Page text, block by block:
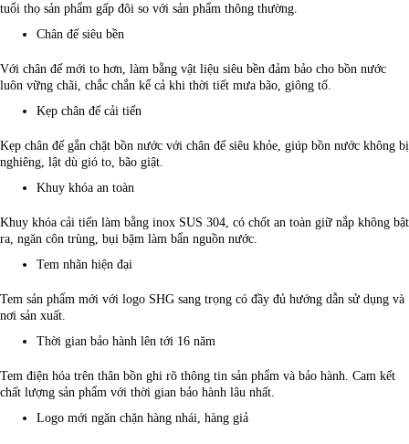
tuổi thọ sản phẩm gấp đôi so với sản phẩm thông thường.
Chân đế siêu bền
Với chân đế mới to hơn, làm bằng vật liệu siêu bền đảm bảo cho bồn nước
luôn vững chãi, chắc chắn kể cả khi thời tiết mưa bão, giông tố.
Kẹp chân đế cải tiến
Kẹp chân đế gắn chặt bồn nước với chân đế siêu khỏe, giúp bồn nước không bị
nghiêng, lật dù gió to, bão giật.
Khuy khóa an toàn
Khuy khóa cải tiến làm bằng inox SUS 304, có chốt an toàn giữ nắp không bật
ra, ngăn côn trùng, bụi bặm làm bẩn nguồn nước.
Tem nhãn hiện đại
Tem sản phẩm mới với logo SHG sang trọng có đầy đủ hướng dẫn sử dụng và
nơi sản xuất.
Thời gian bảo hành lên tới 16 năm
Tem điện hóa trên thân bồn ghi rõ thông tin sản phẩm và bảo hành. Cam kết
chất lượng sản phẩm với thời gian bảo hành lâu nhất.
Logo mới ngăn chặn hàng nhái, hàng giả